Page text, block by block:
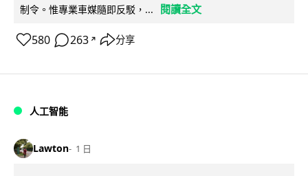
制令。惟專業車媒隨即反駁，...
閱讀全文
580 263 ↗ 分享
人工智能
Lawton 1 日